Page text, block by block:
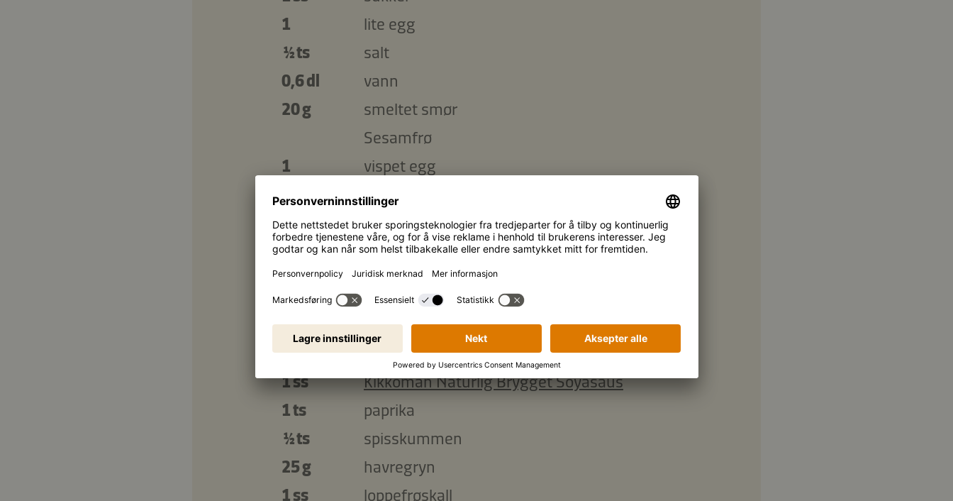
1
lite egg
½ ts
salt
0,6 dl
vann
20 g
smeltet smør
Sesamfrø
1
vispet egg
Linse- og bønneburger:
1
liten løk
1
fedd hvitløk
40 g
grønne linser
200 g
kidneybønner (hermetiserte)
1 ss
tomatpuré
1 ss
Kikkoman Naturlig Brygget Soyasaus
1 ts
paprika
½ ts
spisskummen
25 g
havregryn
1 ss
loppefrøskall